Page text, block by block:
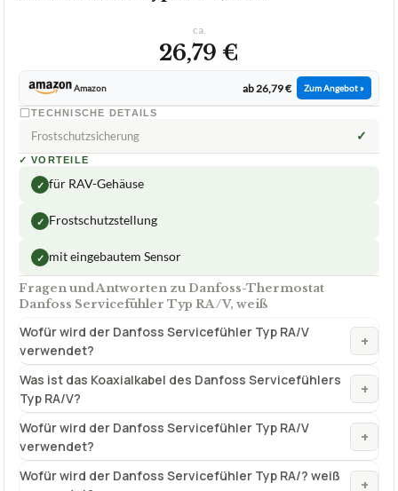
ca.
26,79 €
Amazon ab 26,79 € Zum Angebot »
TECHNISCHE DETAILS
Frostschutzsicherung ✓
✓ VORTEILE
✓ für RAV-Gehäuse
✓ Frostschutzstellung
✓ mit eingebautem Sensor
Fragen und Antworten zu Danfoss-Thermostat
Danfoss Servicefühler Typ RA/V, weiß
Wofür wird der Danfoss Servicefühler Typ RA/V
verwendet?
+
Was ist das Koaxialkabel des Danfoss Servicefühlers
Typ RA/V?
+
Wofür wird der Danfoss Servicefühler Typ RA/V
verwendet?
+
Wofür wird der Danfoss Servicefühler Typ RA/? weiß
+